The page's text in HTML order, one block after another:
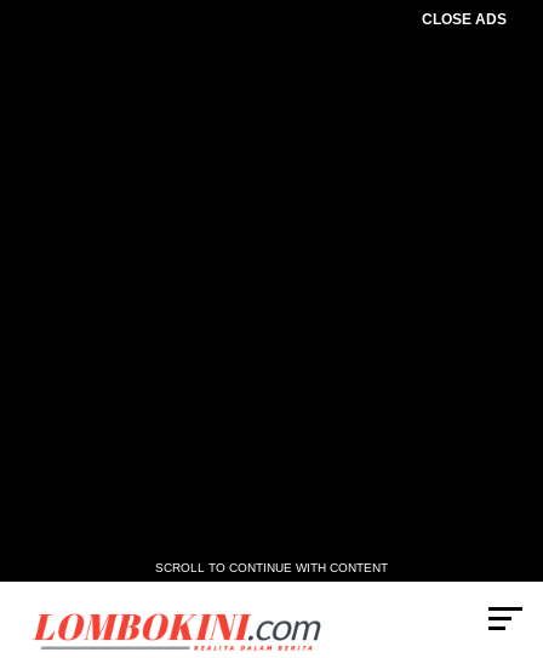
CLOSE ADS
SCROLL TO CONTINUE WITH CONTENT